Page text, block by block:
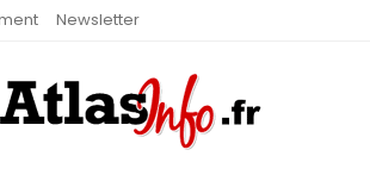
Newsletter